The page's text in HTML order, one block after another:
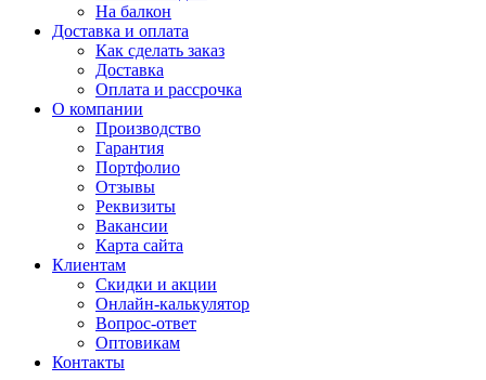
На балкон
Доставка и оплата
Как сделать заказ
Доставка
Оплата и рассрочка
О компании
Производство
Гарантия
Портфолио
Отзывы
Реквизиты
Вакансии
Карта сайта
Клиентам
Скидки и акции
Онлайн-калькулятор
Вопрос-ответ
Оптовикам
Контакты